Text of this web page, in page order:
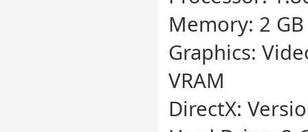
Memory: 2
Graphics:
VRAM
DirectX: